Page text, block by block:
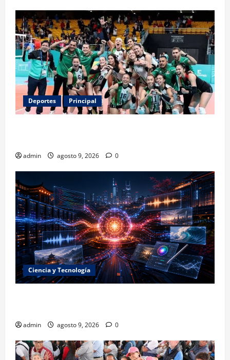
Deportes Principal
admin agosto 9, 2026 0
Ciencia y Tecnología
admin agosto 9, 2026 0